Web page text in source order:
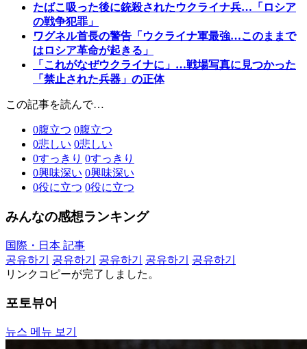
たばこ吸った後に銃殺されたウクライナ兵…「ロシア
の戦争犯罪」
ワグネル首長の警告「ウクライナ軍最強…このままで
はロシア革命が起きる」
「これがなぜウクライナに」…戦場写真に見つかった
「禁止された兵器」の正体
この記事を読んで…
0腹立つ 0腹立つ
0悲しい 0悲しい
0すっきり 0すっきり
0興味深い 0興味深い
0役に立つ 0役に立つ
みんなの感想ランキング
国際・日本 記事
공유하기
공유하기 공유하기 공유하기
공유하기
リンクコピーが完了しました。
포토뷰어
뉴스 메뉴 보기